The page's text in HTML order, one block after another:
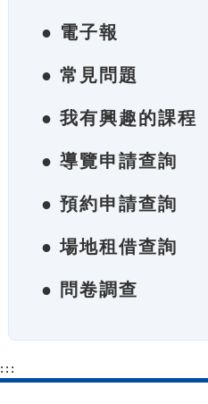
● 電子報
● 常見問題
● 我有興趣的課程
● 導覽申請查詢
● 預約申請查詢
● 場地租借查詢
● 問卷調查
:::